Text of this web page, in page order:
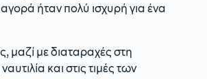
ήταν πολύ ισχυρή για ένα
μαζί με διαταραχές στη
και στις τιμές των